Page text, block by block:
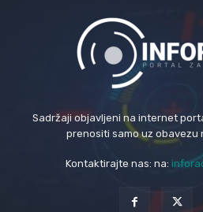
Sadržaji objavljeni na internet
prenositi samo uz obavezu
Kontaktirajte nas: na: